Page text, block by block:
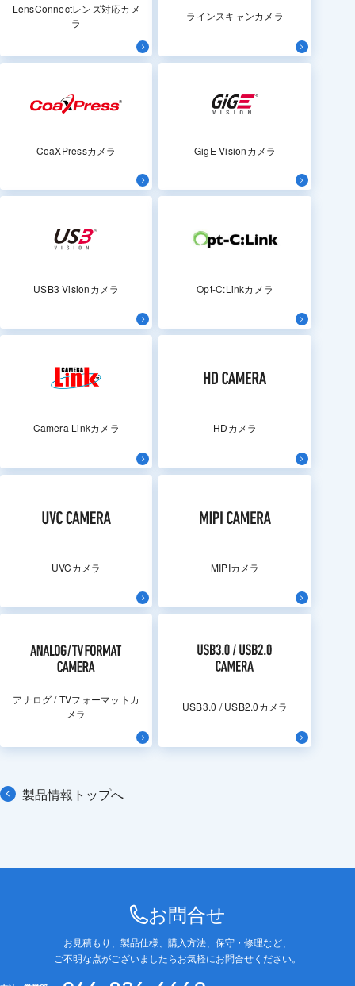
LensConnectレンズ対応カメ
ラ
ラインスキャンカメラ
CoaXPressカメラ GigE Visionカメラ
USB3 Visionカメラ Opt-C:Linkカメラ
Camera Linkカメラ HDカメラ
UVCカメラ MIPIカメラ
アナログ / TVフォーマットカ
メラ
USB3.0 / USB2.0カメラ
製品情報トップへ
お問合せ
お見積もり、製品仕様、購入方法、保守・修理など、
ご不明な点がございましたらお気軽にお問合せください。